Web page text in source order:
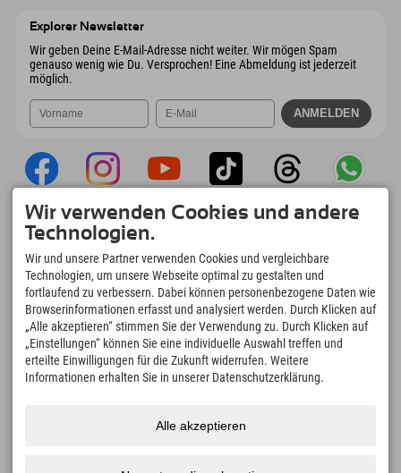
Explorer Newsletter
Wir geben Deine E-Mail-Adresse nicht weiter. Wir mögen Spam
genauso wenig wie Du. Versprochen! Eine Abmeldung ist jederzeit
möglich.
Explorer App
Upload Deiner #ExplorerMoments, Mein
Explorer To Go mit Buchungsübersicht,
Bucketlist, Restaurantübersicht uvm. Jetzt
downloaden!
Zeit für Explorer Moments
166
Bergseen und Erlebnisbäder
4.634km
Pisten zum Skifahren und
97
Wir verwenden Cookies und andere
Technologien.
Wir und unsere Partner verwenden Cookies und vergleichbare
Technologien, um unsere Webseite optimal zu gestalten und
fortlaufend zu verbessern. Dabei können personenbezogene Daten wie
Browserinformationen erfasst und analysiert werden. Durch Klicken auf
„Alle akzeptieren“ stimmen Sie der Verwendung zu. Durch Klicken auf
„Einstellungen“ können Sie eine individuelle Auswahl treffen und
erteilte Einwilligungen für die Zukunft widerrufen. Weitere
Informationen erhalten Sie in unserer Datenschutzerklärung.
Alle akzeptieren